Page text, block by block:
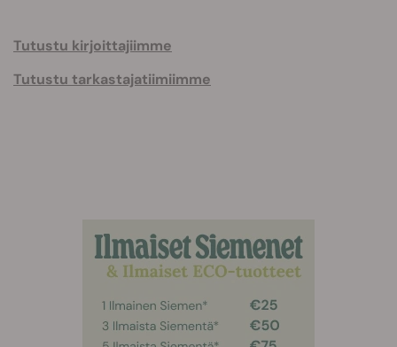
Tutustu kirjoittajiimme
Tutustu tarkastajatiimiimme